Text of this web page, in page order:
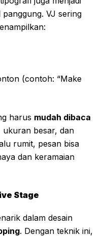
VJ sering
(contoh: “Make
harus mudah dibaca
besar, dan
rumit, pesan bisa
dan keramaian
Stage
dalam desain
. Dengan teknik ini,